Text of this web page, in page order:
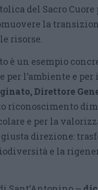
del Sacro
la
risorse.
è un esempio
per l’ambiente e
Direttore
riconoscimento
e per la
direzione:
e la